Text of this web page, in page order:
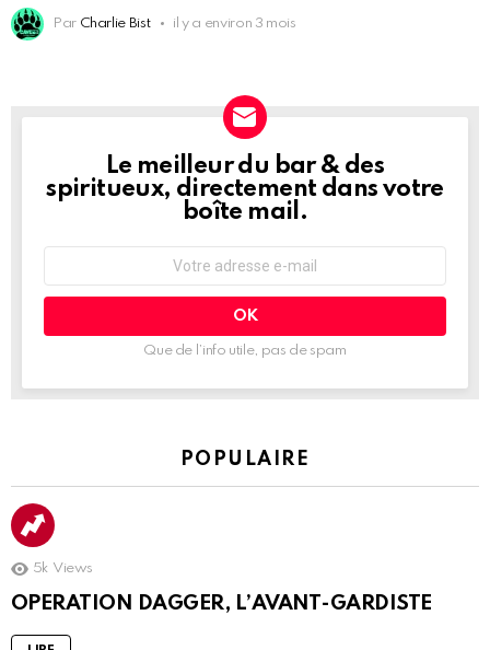
Par Charlie Bist il y a environ 3 mois
NEWSLETTER
Le meilleur du bar & des
spiritueux, directement dans votre
boîte mail.
mail
Que de l’info utile, pas de spam
POPULAIRE
5k Views
OPERATION DAGGER, L’AVANT-GARDISTE